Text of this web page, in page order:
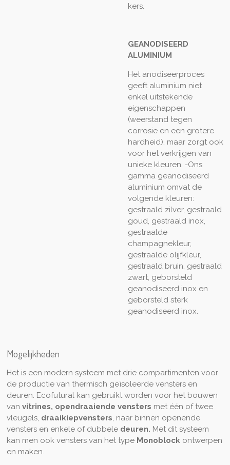
kers.
GEANODISEERD
ALUMINIUM
Het anodiseerproces
geeft aluminium niet
enkel uitstekende
eigenschappen
(weerstand tegen
corrosie en een grotere
hardheid), maar zorgt ook
voor het verkrijgen van
unieke kleuren. -Ons
gamma geanodiseerd
aluminium omvat de
volgende kleuren:
gestraald zilver, gestraald
goud, gestraald inox,
gestraalde
champagnekleur,
gestraalde olijfkleur,
gestraald bruin, gestraald
zwart, geborsteld
geanodiseerd inox en
geborsteld sterk
geanodiseerd inox.
Mogelijkheden
Het is een modern systeem met drie compartimenten voor
de productie van thermisch geïsoleerde vensters en
deuren. Ecofutural kan gebruikt worden voor het bouwen
van vitrines, opendraaiende vensters met één of twee
vleugels, draaikiepvensters, naar binnen openende
vensters en enkele of dubbele deuren. Met dit systeem
kan men ook vensters van het type Monoblock ontwerpen
en maken.